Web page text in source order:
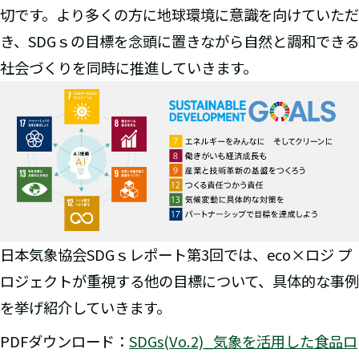
切です。より多くの方に地球環境に意識を向けていただ
き、SDGｓの目標を念頭に置きながら自然と調和できる
社会づくりを同時に推進していきます。
日本気象協会SDGｓレポート第3回では、eco×ロジ プ
ロジェクトが重視する他の目標について、具体的な事例
を挙げ紹介していきます。
PDFダウンロード： SDGs(Vo.2)_気象を活用した食品ロ